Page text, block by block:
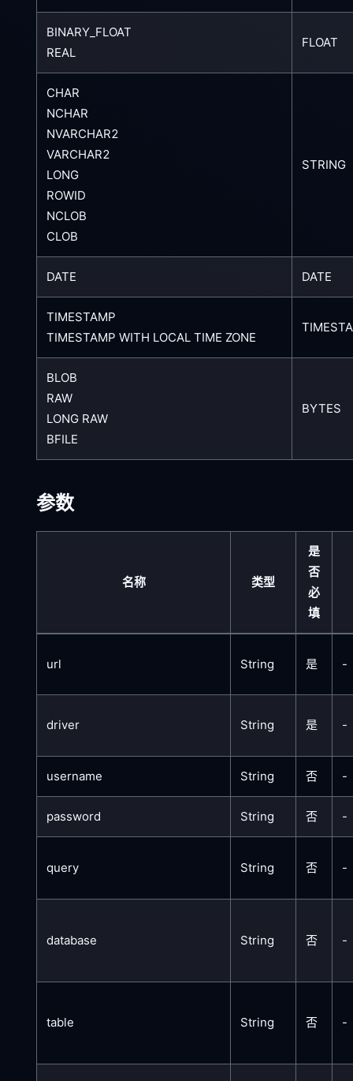
BINARY_FLOAT
REAL
FLOAT
CHAR
NCHAR
NVARCHAR2
VARCHAR2
LONG
ROWID
NCLOB
CLOB
STRING
DATE DATE
TIMESTAMP
TIMESTAMP WITH LOCAL TIME ZONE
BLOB
RAW
LONG RAW
BFILE
BYTES
参数
名称 类型
是
否
必
填
url String 是 -
driver String 是 -
username String 否 -
password String 否 -
query String 否 -
database String 否 -
table String 否 -